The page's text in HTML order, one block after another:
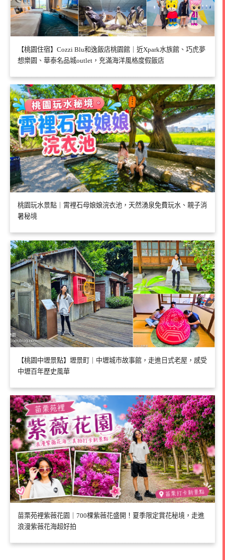
【桃園住宿】Cozzi Blu和逸飯店桃園館｜近Xpark水族館、巧虎夢
想樂園、華泰名品城outlet，充滿海洋風格度假飯店
桃園玩水景點｜霄裡石母娘娘浣衣池，天然湧泉免費玩水、親子消
暑秘境
【桃園中壢景點】壢景町｜中壢城市故事館，走進日式老屋，感受
中壢百年歷史風華
苗栗苑裡紫薇花園｜700棵紫薇花盛開！夏季限定賞花秘境，走進
浪漫紫薇花海超好拍